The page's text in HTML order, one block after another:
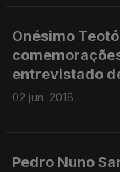
Onésimo
entrevistado
02 jun. 2018
Pedro Nuno